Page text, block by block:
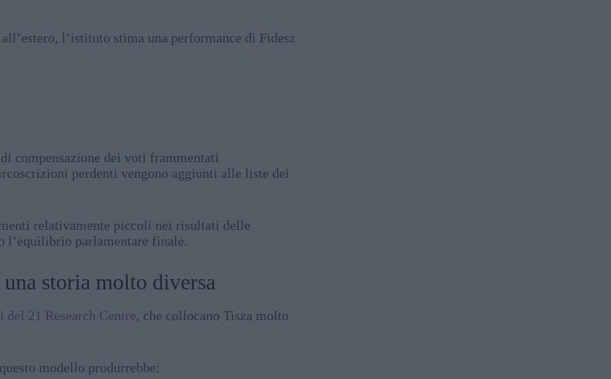
l’istituto stima una performance di Fidesz
compensazione dei voti frammentati
perdenti vengono aggiunti alle liste dei
relativamente piccoli nei risultati delle
l’equilibrio parlamentare finale.
storia molto diversa
21 Research Centre, che collocano Tisza molto
modello produrrebbe: